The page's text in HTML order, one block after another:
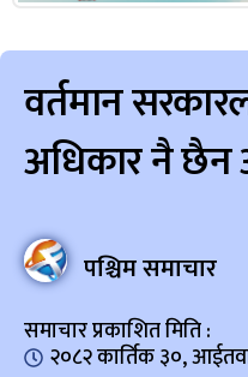
वर्तमान
अधिकार नै छैन
पश्चिम समाचार
समाचार प्रकाशित मिति :
२०८२ कार्तिक ३०,